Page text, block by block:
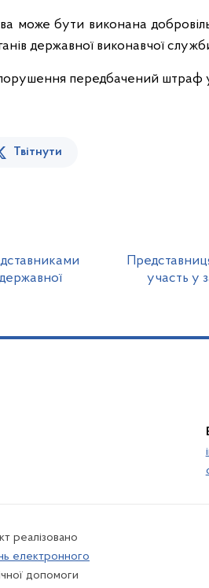
може бути виконана
державної виконавчої
передбачений штраф
Твітнути
участь у
реалізовано
електронного
допомоги